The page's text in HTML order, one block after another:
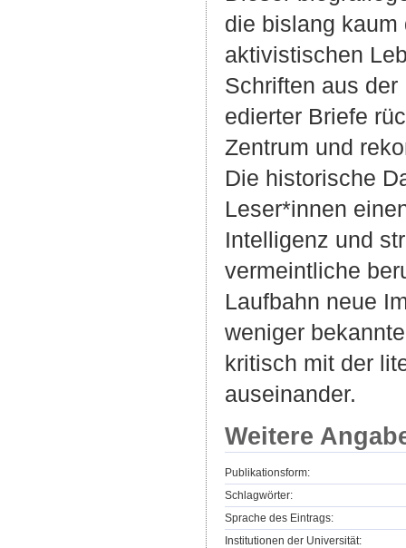
die bislang
aktivistischen
Schriften aus der
edierter Briefe
Zentrum und
Die historische
Leser*innen
Intelligenz und
vermeintliche
Laufbahn neue
weniger
kritisch mit der
auseinander.
Weitere
Publikationsform:
Schlagwörter:
Sprache des Eintrags:
Institutionen der Universität: